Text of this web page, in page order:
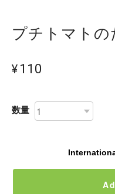
プチトマトの
¥110
数量